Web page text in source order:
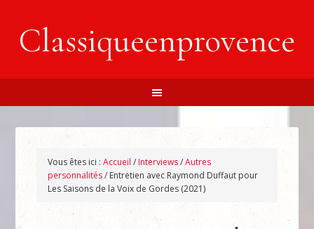
Classiqueenprovence
Vous êtes ici :Accueil / Interviews/Autres
personnalités/ Entretien avec Raymond Duffaut pour
Les Saisons de la Voix de Gordes (2021)